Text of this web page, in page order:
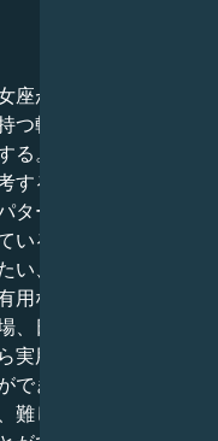
が得意とする細部
斬新なアイデアを
。個人の頭の中で
ることができる。
ーンを認識するこ
る。あなたはそれ
、あるいはおそら
用なものにしたいと
日常生活で生じる
用的な解決策を思
きるようになった
しい知識をまと